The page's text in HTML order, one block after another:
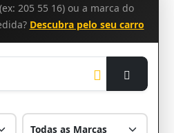
205 55 16) ou a marca do
Descubra pelo seu carro